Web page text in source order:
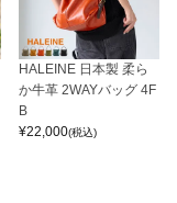
HALEINE 日本製 柔ら
か牛革 2WAYバッグ 4F
B
¥22,000(税込)